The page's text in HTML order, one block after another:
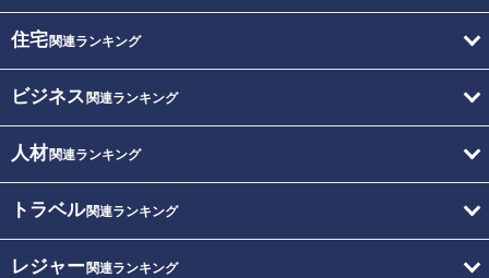
住宅関連ランキング
ビジネス 関連ランキング
人材関連ランキング
トラベル関連ランキング
レジャー関連ランキング